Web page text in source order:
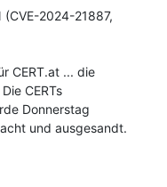
2024-21887,
CERT.at ... die
CERTs
Donnerstag
und ausgesandt.